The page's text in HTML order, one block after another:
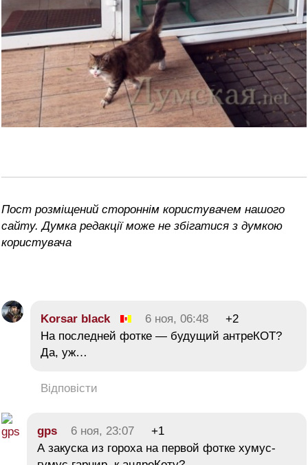
Пост розміщений стороннім користувачем нашого
сайту. Думка редакції може не збігатися з думкою
користувача
Korsar black 6 ноя, 06:48
+2
На последней фотке — будущий антреКОТ?
Да, уж…
Відповісти
gps 6 ноя, 23:07
+1
А закуска из гороха на первой фотке хумус-